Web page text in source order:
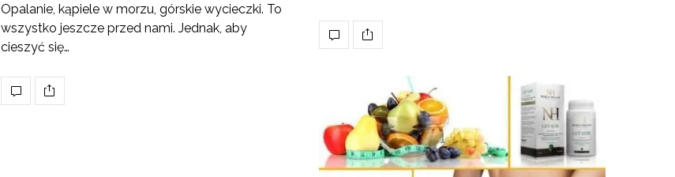
Opalanie, kąpiele w morzu, górskie wycieczki. To
wszystko jeszcze przed nami. Jednak, aby
cieszyć się…